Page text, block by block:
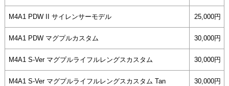
M4A1 PDW II サイレンサーモデル 25,000円
M4A1 PDW マグプルカスタム 30,000円
M4A1 S-Ver マグプルライフルレングスカスタム 30,000円
M4A1 S-Ver マグプルライフルレングスカスタム Tan 30,000円